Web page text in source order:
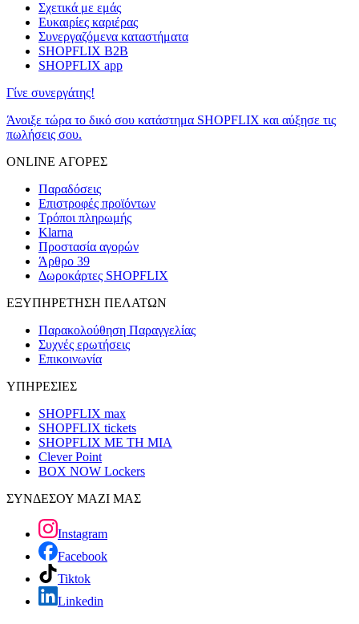
Σχετικά με εμάς
Ευκαιρίες καριέρας
Συνεργαζόμενα καταστήματα
SHOPFLIX B2B
SHOPFLIX app
Γίνε συνεργάτης!
Άνοιξε τώρα το δικό σου κατάστημα SHOPFLIX και αύξησε τις
πωλήσεις σου.
ONLINE ΑΓΟΡΕΣ
Παραδόσεις
Επιστροφές προϊόντων
Τρόποι πληρωμής
Klarna
Προστασία αγορών
Άρθρο 39
Δωροκάρτες SHOPFLIX
ΕΞΥΠΗΡΕΤΗΣΗ ΠΕΛΑΤΩΝ
Παρακολούθηση Παραγγελίας
Συχνές ερωτήσεις
Επικοινωνία
ΥΠΗΡΕΣΙΕΣ
SHOPFLIX max
SHOPFLIX tickets
SHOPFLIX ΜΕ ΤΗ ΜΙΑ
Clever Point
BOX NOW Lockers
ΣΥΝΔΕΣΟΥ ΜΑΖΙ ΜΑΣ
Instagram
Facebook
Tiktok
Linkedin